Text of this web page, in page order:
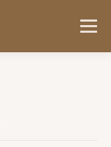
Menu